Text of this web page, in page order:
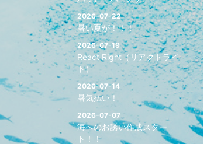
2026-07-22
暑い夏が！！！
2026-07-19
React Right（リアクトライ
ト）
2026-07-14
暑気払い！
2026-07-07
海へのお誘い作成スター
ト！！